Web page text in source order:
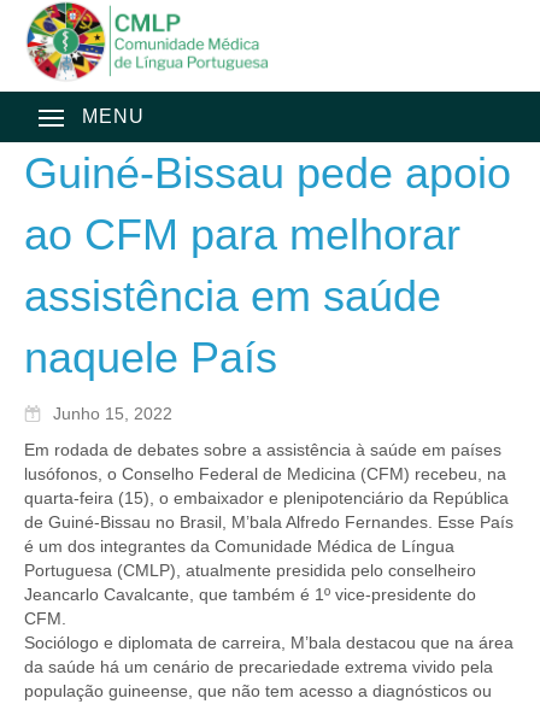
MENU
Guiné-Bissau pede apoio
ao CFM para melhorar
assistência em saúde
naquele País
Junho 15, 2022
Em rodada de debates sobre a assistência à saúde em países
lusófonos, o Conselho Federal de Medicina (CFM) recebeu, na
quarta-feira (15), o embaixador e plenipotenciário da República
de Guiné-Bissau no Brasil, M’bala Alfredo Fernandes. Esse País
é um dos integrantes da Comunidade Médica de Língua
Portuguesa (CMLP), atualmente presidida pelo conselheiro
Jeancarlo Cavalcante, que também é 1º vice-presidente do
CFM.
Sociólogo e diplomata de carreira, M’bala destacou que na área
da saúde há um cenário de precariedade extrema vivido pela
população guineense, que não tem acesso a diagnósticos ou